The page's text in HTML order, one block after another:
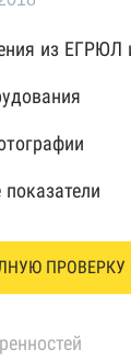
из ЕГРЮЛ
ПРОВЕРКУ